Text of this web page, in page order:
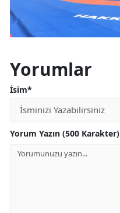
Yorumlar
İsim*
Yorum Yazın (500 Karakter)